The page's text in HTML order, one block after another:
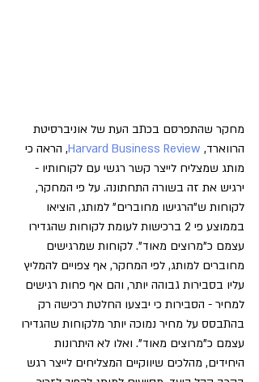
מחקר שהתפרסם בכתב העת של אוניברסיטת
הרווארד, Harvard Business Review, הראה כי
מותג שמצליח לייצר קשר רגשי עם לקוחותיו -
ירגיש את זה בשורה התחתונה. על פי המחקר,
לקוחות ש"הרגישו מחוברים" למותג, הוציאו
בממוצע פי 2 ברכישות לעומת לקוחות שהגדירו
עצמם כ"מרוצים מאוד". לקוחות שמרגישים
מחוברים למותג, לפי המחקר, אף צפויים להמליץ
עליו בסבירות גבוהה יותר, והם אף פחות רגישים
למחיר - הסבירות כי יבצעו החלטת רכישה רק
בהתבסס על מחיר נמוכה יותר מלקוחות שהגדירו
עצמם כ"מרוצים מאוד". ואלו לא היתרונות
היחידים, מהלכים שיווקיים המצליחים לייצר רגש